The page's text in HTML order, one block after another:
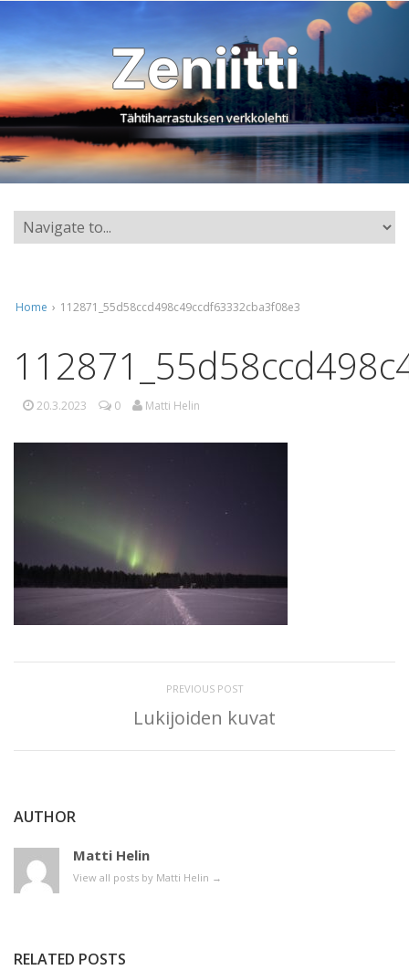
Zeniitti
Tähtiharrastuksen verkkolehti
Home › 112871_55d58ccd498c49ccdf63332cba3f08e3
20.3.2023 0 Matti Helin
PREVIOUS POST
Lukijoiden kuvat
AUTHOR
Matti Helin
View all posts by Matti Helin →
RELATED POSTS